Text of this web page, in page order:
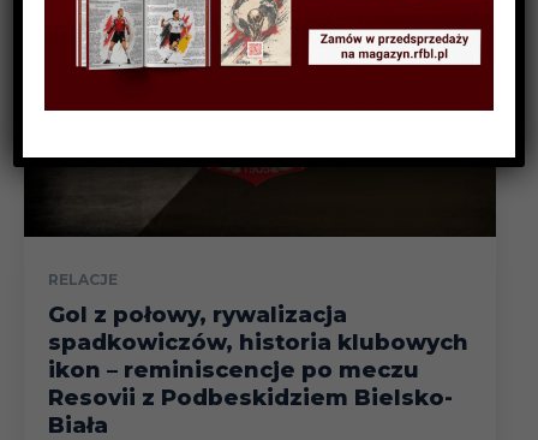
RELACJE
Gol z połowy, rywalizacja
spadkowiczów, historia klubowych
ikon – reminiscencje po meczu
Resovii z Podbeskidziem Bielsko-
Biała